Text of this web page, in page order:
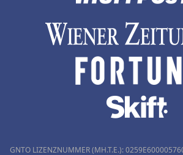
GNTO LIZENZNUMMER (MH.T.E.):